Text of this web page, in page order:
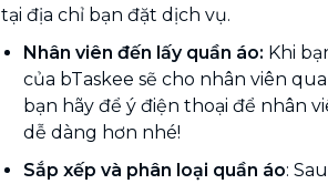
tại địa chỉ bạn đặt dịch vụ.
Nhân viên đến lấy quần áo: Khi
của bTaskee sẽ cho nhân viên
bạn hãy để ý điện thoại để nhân
dễ dàng hơn nhé!
Sắp xếp và phân loại quần áo: